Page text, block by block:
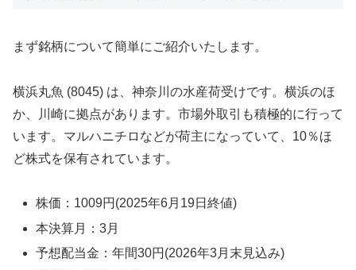
まず銘柄について簡単にご紹介いたします。
横浜丸魚 (8045) は、神奈川の水産荷受けです。横浜のほ
か、川崎に拠点があります。市場外取引も積極的に行って
います。マルハニチロなどが荷主になっていて、10％ほ
ど株式を保有されています。
株価：1009円(2025年6月19日終値)
本決算月：3月
予想配当金：年間30円(2026年3月末見込み)